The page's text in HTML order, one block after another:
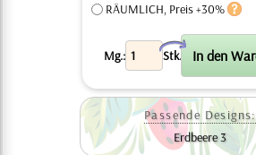
RÄUMLICH, Preis +30%
Mg.: Stk.
X
Passende Designs:
Erdbeere 3